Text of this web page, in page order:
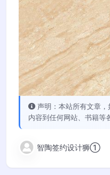
声明：本站所有文章
内容到任何网站、书籍等
智陶签约设计狮①